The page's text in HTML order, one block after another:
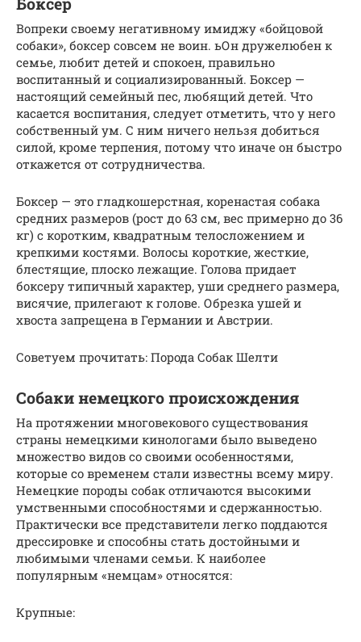
Вопреки своему негативному имиджу «бойцовой
собаки», боксер совсем не воин. ьОн дружелюбен к
семье, любит детей и спокоен, правильно
воспитанный и социализированный. Боксер —
настоящий семейный пес, любящий детей. Что
касается воспитания, следует отметить, что у него
собственный ум. С ним ничего нельзя добиться
силой, кроме терпения, потому что иначе он быстро
откажется от сотрудничества.
Боксер — это гладкошерстная, коренастая собака
средних размеров (рост до 63 см, вес примерно до 36
кг) с коротким, квадратным телосложением и
крепкими костями. Волосы короткие, жесткие,
блестящие, плоско лежащие. Голова придает
боксеру типичный характер, уши среднего размера,
висячие, прилегают к голове. Обрезка ушей и
хвоста запрещена в Германии и Австрии.
Советуем прочитать: Порода Собак Шелти
Собаки немецкого происхождения
На протяжении многовекового существования
страны немецкими кинологами было выведено
множество видов со своими особенностями,
которые со временем стали известны всему миру.
Немецкие породы собак отличаются высокими
умственными способностями и сдержанностью.
Практически все представители легко поддаются
дрессировке и способны стать достойными и
любимыми членами семьи. К наиболее
популярным «немцам» относятся:
Крупные: